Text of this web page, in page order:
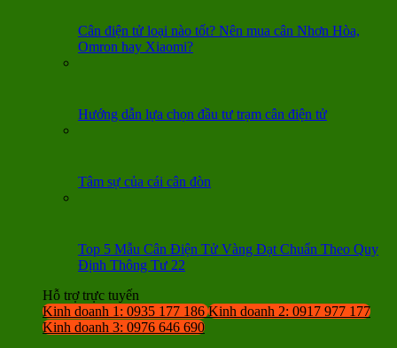
Cân điện tử loại nào tốt? Nên mua cân Nhơn Hòa,
Omron hay Xiaomi?
Hướng dẫn lựa chọn đầu tư trạm cân điện tử
Tâm sự của cái cân đòn
Top 5 Mẫu Cân Điện Tử Vàng Đạt Chuẩn Theo Quy
Định Thông Tư 22
Hỗ trợ trực tuyến
Kinh doanh 1: 0935 177 186 Kinh doanh 2: 0917 977 177
Kinh doanh 3: 0976 646 690